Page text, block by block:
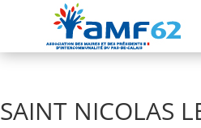
SAINT NICOLAS